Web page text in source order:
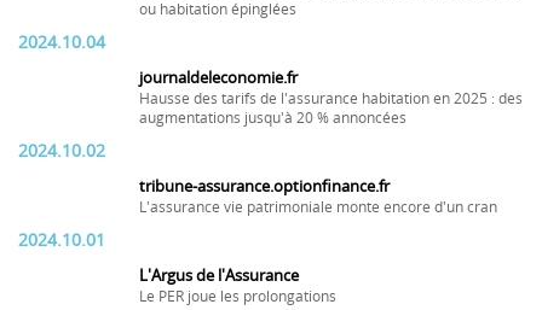
ou habitation épinglées
2024.10.04
journaldeleconomie.fr
Hausse des tarifs de l'assurance habitation en 2025 : des
augmentations jusqu'à 20 % annoncées
2024.10.02
tribune-assurance.optionfinance.fr
L'assurance vie patrimoniale monte encore d'un cran
2024.10.01
L'Argus de l'Assurance
Le PER joue les prolongations